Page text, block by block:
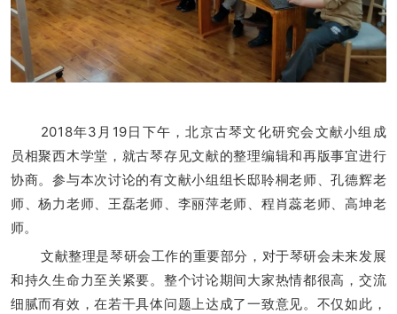
2018年3月19日下午，北京古琴文化研究会文献小组成
员相聚西木学堂，就古琴存见文献的整理编辑和再版事宜进行
协商。参与本次讨论的有文献小组组长邸聆桐老师、孔德辉老
师、杨力老师、王磊老师、李丽萍老师、程肖蕊老师、高坤老
师。
文献整理是琴研会工作的重要部分，对于琴研会未来发展
和持久生命力至关紧要。整个讨论期间大家热情都很高，交流
细腻而有效，在若干具体问题上达成了一致意见。不仅如此，